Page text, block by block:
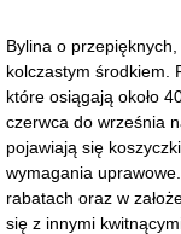
Bylina o przepięknych,
kolczastym środkiem.
które osiągają około
czerwca do września
pojawiają się
wymagania
rabatach oraz w
się z innymi